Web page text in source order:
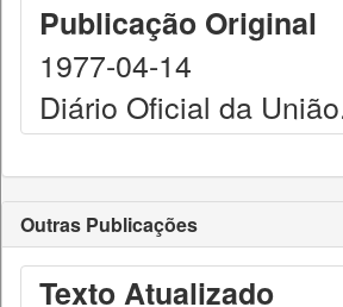
Publicação Original
1977-04-14
Diário Oficial da
Outras Publicações
Texto Atualizado